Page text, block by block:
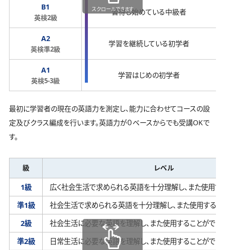
B1
英検2級
習得し始めている中級者
A2
英検準2級
学習を継続している初学者
A1
英検5-3級
学習はじめの初学者
スクロールできます
最初に学習者の現在の英語力を測定し、能力に合わせてコースの設
定及びクラス編成を行います。英語力が０ベースからでも受講OKで
す。
級 レベル
1級 広く社会生活で求められる英語を十分理解し、 また使用す
準1級
社会生活で求められる英語を十分理解し、 また使用するこ
2級
社会生活に必要な英語を理解し、 また使用することができ
準2級
日常生活に必要な英語を理解し、 また使用することができ